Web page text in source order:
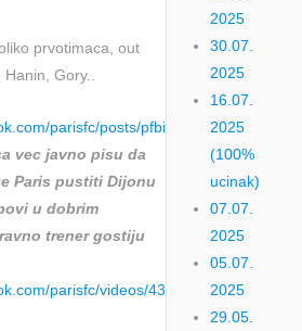
prvotimaca, out
Gory..
parisfc/posts/
vec javno pisu da
Paris pustiti Dijonu
u dobrim
trener gostiju
parisfc/videos/4374816716087653/
2025
30.07.
2025
16.07.
2025
(100%
ucinak)
07.07.
2025
05.07.
2025
29.05.